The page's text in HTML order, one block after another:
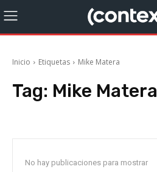
Inicio Etiquetas Mike Matera
Tag: Mike Matera
No hay publicaciones para mostrar